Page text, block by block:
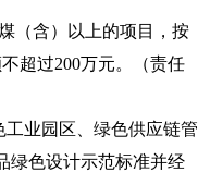
（含）以上的项目，按
超过200万元。（责任
业园区、绿色供应链管
绿色设计示范标准并经